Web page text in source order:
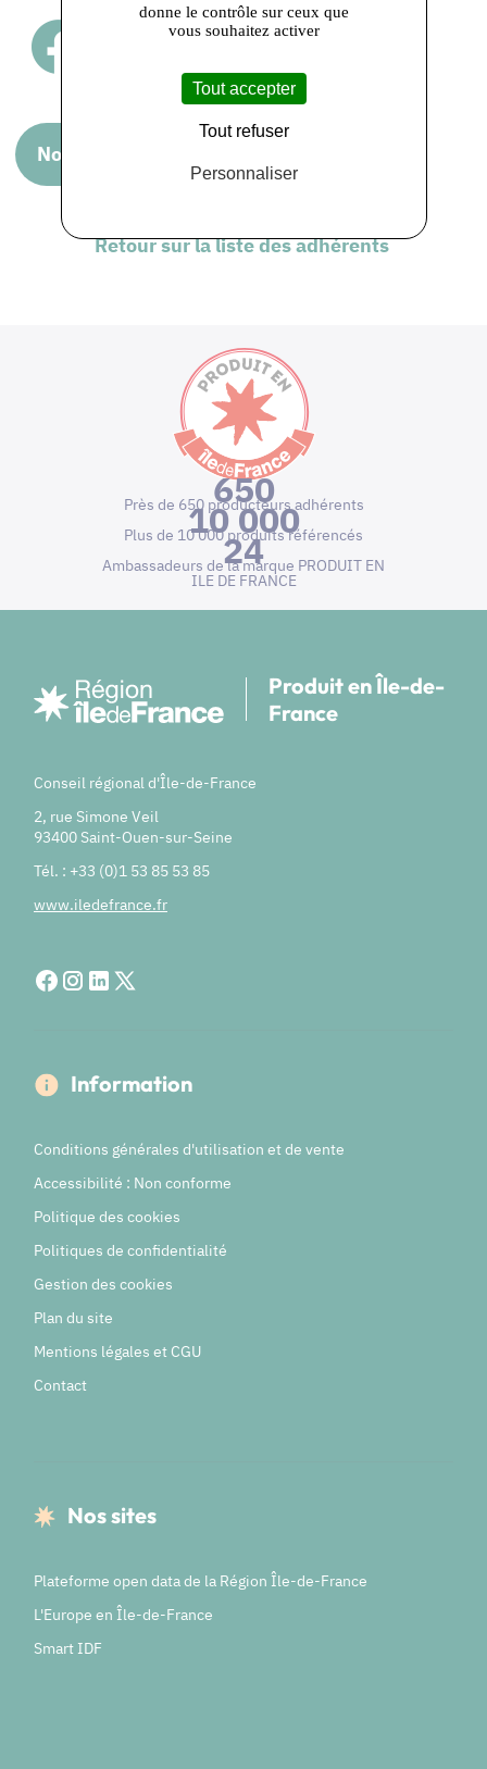
Nous rendre visite
Retour sur la liste des adhérents
650
Près de 650 producteurs adhérents
10 000
Plus de 10 000 produits référencés
24
Ambassadeurs de la marque PRODUIT EN
ILE DE FRANCE
Produit en Île-de-
France
Conseil régional d'Île-de-France
2, rue Simone Veil
93400 Saint-Ouen-sur-Seine
Tél. : +33 (0)1 53 85 53 85
www.iledefrance.fr
Information
Conditions générales d'utilisation et de vente
Accessibilité : Non conforme
Politique des cookies
Politiques de confidentialité
Gestion des cookies
Plan du site
Mentions légales et CGU
Contact
Nos sites
Plateforme open data de la Région Île-de-France
L'Europe en Île-de-France
Smart IDF
donne le contrôle sur ceux que
vous souhaitez activer
Tout accepter
Tout refuser
Personnaliser